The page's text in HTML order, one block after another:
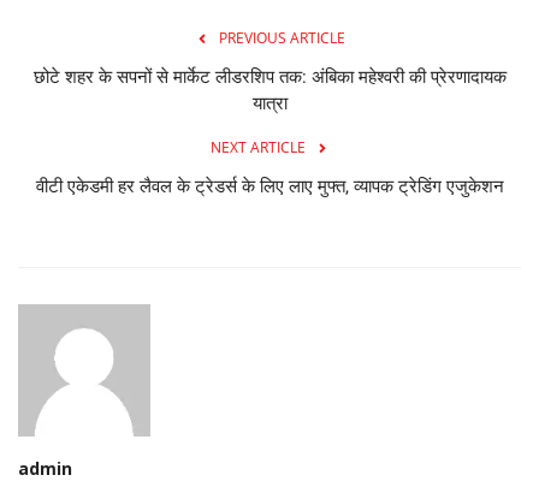
PREVIOUS ARTICLE
छोटे शहर के सपनों से मार्केट लीडरशिप तक: अंबिका महेश्वरी की प्रेरणादायक
यात्रा
NEXT ARTICLE
वीटी एकेडमी हर लैवल के ट्रेडर्स के लिए लाए मुफ्त, व्यापक ट्रेडिंग एजुकेशन
admin